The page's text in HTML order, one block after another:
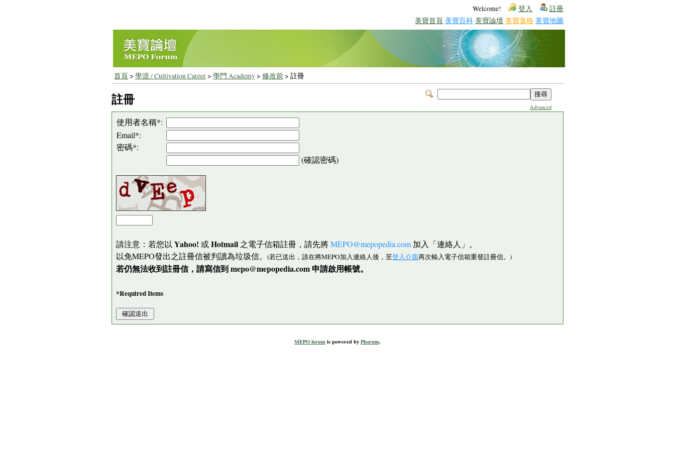
Welcome! 登入 註冊
美寶首頁 美寶百科 美寶論壇 美寶落格 美寶地圖
首頁> 學涯 / Cultivation Career> 學門 Academy> 修改前> 註冊
Advanced
註冊
使用者名稱*:
Email*:
密碼*:
(確認密碼)
請注意：若您以 Yahoo! 或Hotmail 之電子信箱註冊，請先將MEPO@mepopedia.com 加入「連絡人」。
以免MEPO發出之註冊信被判讀為垃圾信。 (若已送出，請在將MEPO加入連絡人後，至登入介面再次輸入電子信箱重發註冊信。)
若仍無法收到註冊信，請寫信到 mepo@mepopedia.com 申請啟用帳號。
*Required Items
MEPO forumis powered byPhorum.